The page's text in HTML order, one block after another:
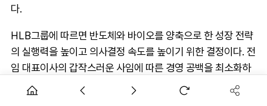
다.
HLB그룹에 따르면 반도체와 바이오를 양축으로 한 성장 전략
의 실행력을 높이고 의사결정 속도를 높이기 위한 결정이다. 전
임 대표이사의 갑작스러운 사임에 따른 경영 공백을 최소화하
기 위해 사내이사이자 그룹 최고 의사결정권자인 진 회장이 직
접 대표이사를 맡아 경영 연속성을 확보했다는 설명이다.